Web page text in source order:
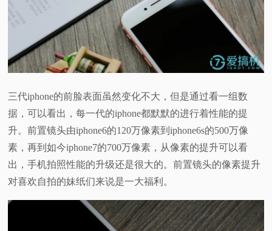
三代iphone的前脸表面虽然变化不大，但是通过看一组数
据，可以看出，每一代的iphone都默默的进行着性能的提
升。前置镜头由iphone6的120万像素到iphone6s的500万像
素，再到如今iphone7的700万像素，从像素的提升可以看
出，手机拍照性能的升级还是很大的。前置镜头的像素提升
对喜欢自拍的妹纸们来说是一大福利。